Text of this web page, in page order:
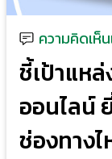
ความคิดเห็น
ชี้เป้าแห
ออนไลน์
ช่องทาง